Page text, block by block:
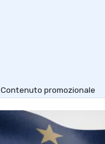
Contenuto promozionale